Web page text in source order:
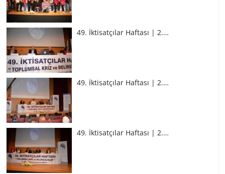
49. İktisatçılar Haftası | 2.…
49. İktisatçılar Haftası | 2.…
49. İktisatçılar Haftası | 2.…